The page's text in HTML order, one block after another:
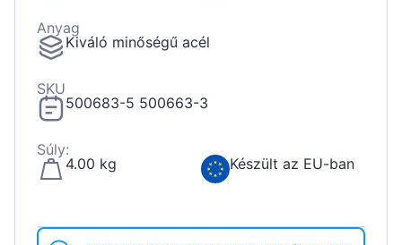
Anyag
Kiváló minőségű acél
SKU
500683-5 500663-3
Súly:
4.00 kg
Készült az EU-ban